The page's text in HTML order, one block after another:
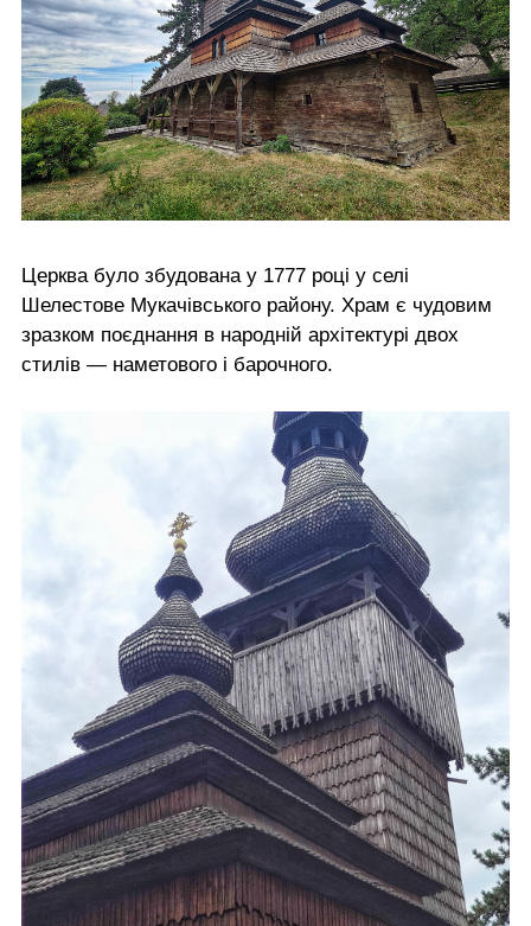
Церква було збудована у 1777 році у селі
Шелестове Мукачівського району. Храм є чудовим
зразком поєднання в народній архітектурі двох
стилів — наметового і барочного.